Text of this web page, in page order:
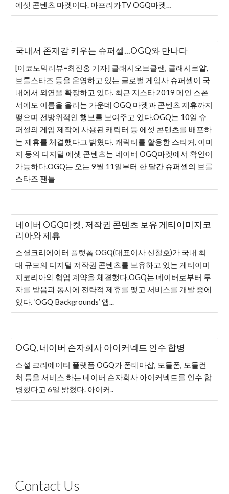
에셋 콘텐츠 마켓이다. 아프리카TV OGQ마켓…
국내서 존재감 키우는 슈퍼셀...OGQ와 만나다
[이코노믹리뷰=최진홍 기자] 클래시오브클랜, 클래시로얄,
브롤스타즈 등을 운영하고 있는 글로벌 게임사 슈퍼셀이 국
내에서 외연을 확장하고 있다. 최근 지스타 2019 메인 스폰
서에도 이름을 올리는 가운데 OGQ 마켓과 콘텐츠 제휴까지
맺으며 전방위적인 행보를 보여주고 있다.OGQ는 10일 슈
퍼셀의 게임 제작에 사용된 캐릭터 등 에셋 콘텐츠를 배포하
는 제휴를 체결했다고 밝혔다. 캐릭터를 활용한 스티커, 이미
지 등의 디지털 에셋 콘텐츠는 네이버 OGQ마켓에서 확인이
가능하다.OGQ는 오는 9월 11일부터 한 달간 슈퍼셀의 브롤
스타즈 팬들
네이버 OGQ마켓, 저작권 콘텐츠 보유 게티이미지코
리아와 제휴
소셜크리에이터 플랫폼 OGQ(대표이사 신철호)가 국내 최
대 규모의 디지털 저작권 콘텐츠를 보유하고 있는 게티이미
지코리아와 협업 계약을 체결했다.OGQ는 네이버로부터 투
자를 받음과 동시에 전략적 제휴를 맺고 서비스를 개발 중에
있다. ‘OGQ Backgrounds’ 앱...
OGQ, 네이버 손자회사 아이커넥트 인수 합병
소셜 크리에이터 플랫폼 OGQ가 폰테마샵, 도돌폰, 도돌런
처 등을 서비스 하는 네이버 손자회사 아이커넥트를 인수 합
병했다고 6일 밝혔다. 아이커..
Contact Us